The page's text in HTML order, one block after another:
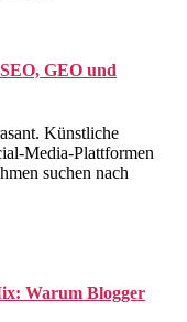
GEO und
Künstliche
Media-Plattformen
suchen nach
Warum Blogger